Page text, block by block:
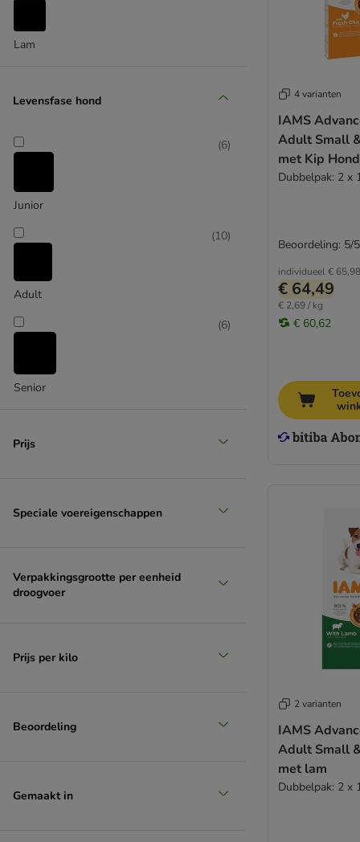
Josera
Lily's Kitchen
My Friend
Nature's Variety
Optimanova
Opti Life
Pro Plan
Purizon
Royal Canin Care Nutritition
Royal Canin Veterinary
Rinti
Smølke
Trainer
Wolf of Wilderness
Groot 26 - 44 kg
Extra groot > 45 kg
Lam
Levensfase hond
Junior
(6)
Adult
(10)
Senior
(6)
Prijs
Speciale voereigenschappen
Verpakkingsgrootte per eenheid
droogvoer
Prijs per kilo
Beoordeling
Gemaakt in
4 varianten
IAMS
Adult Small
met Kip
Dubbelpak: 2 x
individueel€ 65,98
€ 64,49
€ 2,69 / kg
€ 60,62
Beoordeling: 5/5
2 varianten
IAMS
Adult Small
met lam
Dubbelpak: 2 x